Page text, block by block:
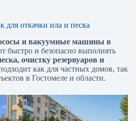
для откачки ила и песка
и вакуумные машины в
быстро и безопасно выполнять
очистку резервуаров и
как для частных домов, так
в Гостомеле и области.